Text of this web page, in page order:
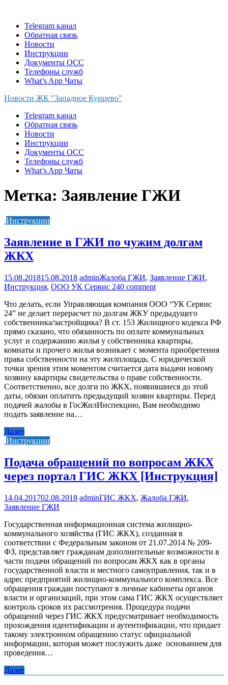
contentTelegram канал
Обратная связь
Новости
Инструкции
Документы ОСС
Телефоны служб
What’s App Чаты
Новости ЖК "Западное Кунцево"
Telegram канал
Обратная связь
Новости
Инструкции
Документы ОСС
Телефоны служб
What’s App Чаты
Метка: Заявление ГЖИ
Инструкции
Заявление в ГЖИ по чужим долгам
ЖКХ
15.08.201815.08.2018 adminЖалоба ГЖИ, Заявление ГЖИ,
Инструкция, ООО УК Сервис 240 comment
Что делать, если Управляющая компания ООО “УК Сервис
24” не делает перерасчет по долгам ЖКУ предыдущего
собственника/застройщика? В ст. 153 Жилищного кодекса РФ
прямо сказано, что обязанность по оплате коммунальных
услуг и содержанию жилья у собственника квартиры,
комнаты и прочего жилья возникает с момента приобретения
права собственности на эту жилплощадь. С юридической
точки зрения этим моментом считается дата выдачи новому
хозяину квартиры свидетельства о праве собственности.
Соответственно, все долги по ЖКХ, появившиеся до этой
даты, обязан оплатить предыдущий хозяин квартиры. Перед
подачей жалобы в ГосЖилИнспекцию, Вам необходимо
подать заявление на…
Далее
Инструкции
Подача обращений по вопросам ЖКХ
через портал ГИС ЖКХ [Инструкция]
14.04.201702.08.2018 adminГИС ЖКХ, Жалоба ГЖИ,
Заявление ГЖИ
Государственная информационная система жилищно-
коммунального хозяйства (ГИС ЖКХ), созданная в
соответствии с Федеральным законом от 21.07.2014 № 209-
ФЗ, представляет гражданам дополнительные возможности в
части подачи обращений по вопросам ЖКХ как в органы
государственной власти и местного самоуправления, так и в
адрес предприятий жилищно-коммунального комплекса. Все
обращения граждан поступают в личные кабинеты органов
власти и организаций, при этом сама ГИС ЖКХ осуществляет
контроль сроков их рассмотрения. Процедура подачи
обращений через ГИС ЖКХ предусматривает необходимость
прохождения идентификации и аутентификации, что придает
такому электронном обращению статус официальной
информации, которая может послужить даже основанием для
проведения…
Далее